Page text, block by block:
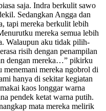
saja. Indra berkulit sawo
Sedangkan Angga dan
tapi mereka berkulit lebih
mereka semua lebih
Walaupun aku tidak pilih-
risih dengan penampilan
dengan mereka…” pikirku
menemani mereka ngobrol di
hanya di sekitar kegiatan
kaos longgar warna
pendek ketat warna putih.
mata mereka melirik